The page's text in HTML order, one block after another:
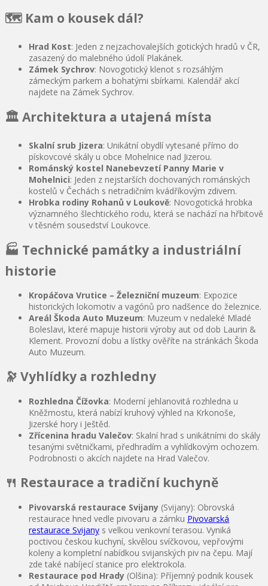
🗺️ Kam o kousek dál?
Hrad Kost: Jeden z nejzachovalejších gotických hradů v ČR,
zasazený do malebného údolí Plakánek.
Zámek Sychrov: Novogotický klenot s rozsáhlým
zámeckým parkem a bohatými sbírkami. Kalendář akcí
najdete na Zámek Sychrov.
🏛️ Architektura a utajená místa
Skalní srub Jizera: Unikátní obydlí vytesané přímo do
pískovcové skály u obce Mohelnice nad Jizerou.
Románský kostel Nanebevzetí Panny Marie v
Mohelnici: Jeden z nejstarších dochovaných románských
kostelů v Čechách s netradičním kvádříkovým zdivem.
Hrobka rodiny Rohanů v Loukově: Novogotická hrobka
významného šlechtického rodu, která se nachází na hřbitově
v těsném sousedství Loukovce.
🏭 Technické památky a industriální
historie
Kropáčova Vrutice – Železniční muzeum: Expozice
historických lokomotiv a vagónů pro nadšence do železnice.
Areál Škoda Auto Muzeum: Muzeum v nedaleké Mladé
Boleslavi, které mapuje historii výroby aut od dob Laurin &
Klement. Provozní dobu a lístky ověříte na stránkách Škoda
Auto Muzeum.
🔭 Vyhlídky a rozhledny
Rozhledna Čížovka: Moderní jehlanovitá rozhledna u
Kněžmostu, která nabízí kruhový výhled na Krkonoše,
Jizerské hory i Ještěd.
Zřícenina hradu Valečov: Skalní hrad s unikátními do skály
tesanými světničkami, předhradím a vyhlídkovým ochozem.
Podrobnosti o akcích najdete na Hrad Valečov.
🍴 Restaurace a tradiční kuchyně
Pivovarská restaurace Svijany (Svijany): Obrovská
restaurace hned vedle pivovaru a zámku Pivovarská
restaurace Svijany s velkou venkovní terasou. Vyniká
poctivou českou kuchyní, skvělou svíčkovou, vepřovými
koleny a kompletní nabídkou svijanských piv na čepu. Mají
zde také nabíjecí stanice pro elektrokola.
Restaurace pod Hrady (Olšina): Příjemný podnik kousek